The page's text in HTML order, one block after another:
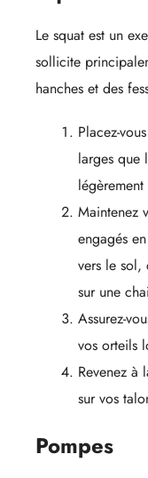
Le squat est un
sollicite
hanches et des
Placez-
larges que
légèrement
Maintenez
engagés
vers le sol,
sur une
Assurez-
vos orteils
Revenez à
sur vos
Pompes